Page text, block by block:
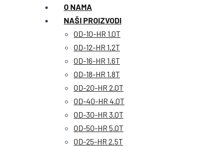
O NAMA
NAŠI PROIZVODI
OD-10-HR 1.0T
OD-12-HR 1.2T
OD-16-HR 1.6T
OD-18-HR 1.8T
OD-20-HR 2.0T
OD-40-HR 4.0T
OD-30-HR 3.0T
OD-50-HR 5.0T
OD-25-HR 2.5T